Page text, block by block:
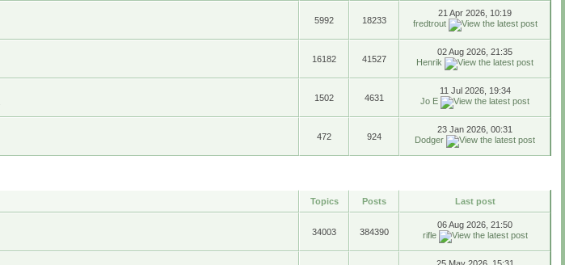
5992 18233
21 Apr 2026, 10:19
fredtrout
16182 41527
02 Aug 2026, 21:35
Henrik
1502 4631
11 Jul 2026, 19:34
Jo E
472 924
23 Jan 2026, 00:31
Dodger
Topics Posts Last post
34003 384390
06 Aug 2026, 21:50
rifle